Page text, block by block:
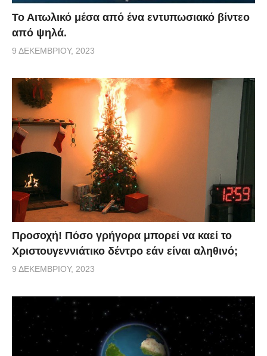
Το Αιτωλικό μέσα από ένα εντυπωσιακό βίντεο
από ψηλά.
9 ΔΕΚΕΜΒΡΊΟΥ, 2023
Προσοχή! Πόσο γρήγορα μπορεί να καεί το
Χριστουγεννιάτικο δέντρο εάν είναι αληθινό;
9 ΔΕΚΕΜΒΡΊΟΥ, 2023